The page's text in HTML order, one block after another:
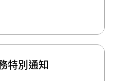
特別通知